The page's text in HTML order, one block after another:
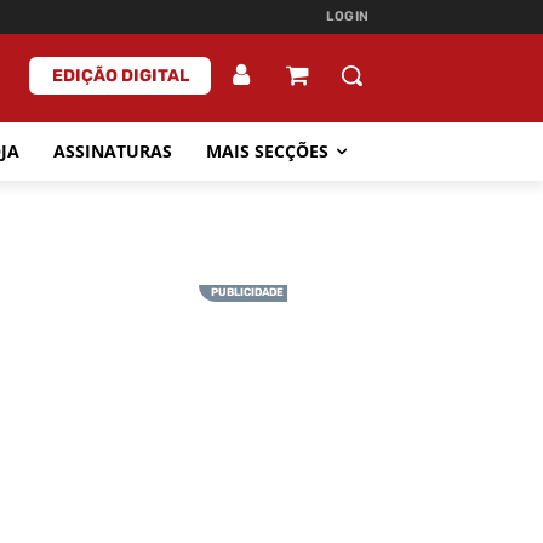
LOGIN
EDIÇÃO DIGITAL
ASSINATURAS MAIS SECÇÕES